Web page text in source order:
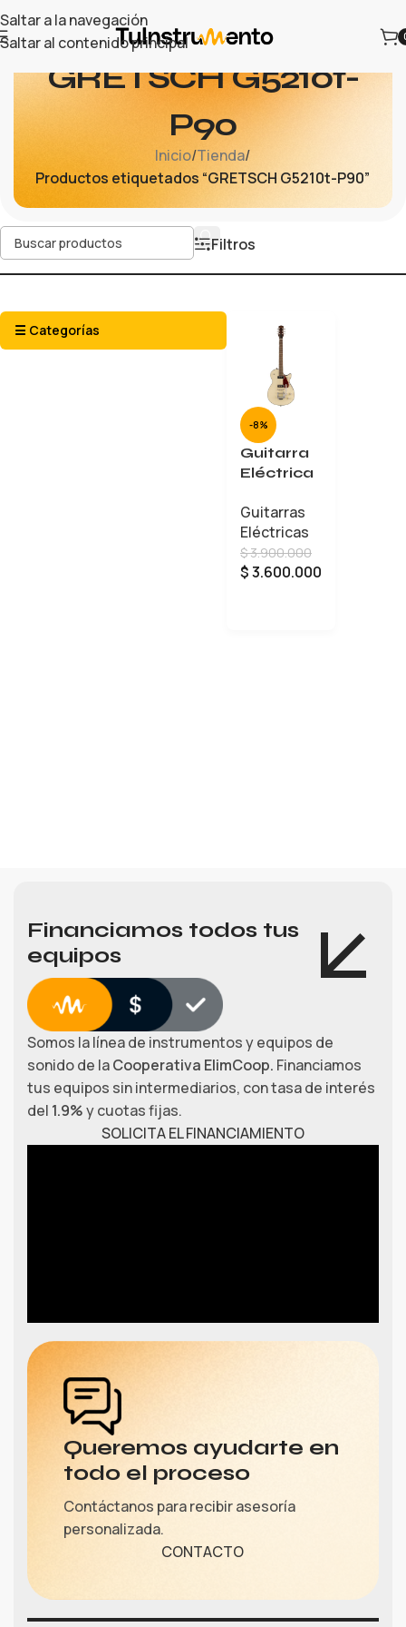
Saltar a la navegación
Saltar al contenido principal
GRETSCH G5210t-
P90
Inicio/Tienda/
Productos etiquetados “GRETSCH G5210t-P90”
Filtros
☰ Categorías
-8%
Guitarra
Eléctrica
G5210T-
P90
25071905
05
Guitarras
Eléctricas
$3.900.000
$3.600.000
Financiamos todos tus
equipos
Somos la línea de instrumentos y equipos de
sonido de laCooperativa ElimCoop. Financiamos
tus equipos sin intermediarios, con tasa de interés
del 1.9%y cuotas fijas.
SOLICITA EL FINANCIAMIENTO
Queremos ayudarte en
todo el proceso
Contáctanos para recibir asesoría
personalizada.
CONTACTO